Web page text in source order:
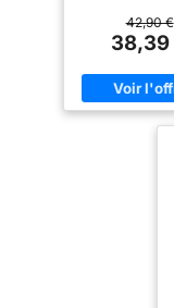
42,90 €
38,39